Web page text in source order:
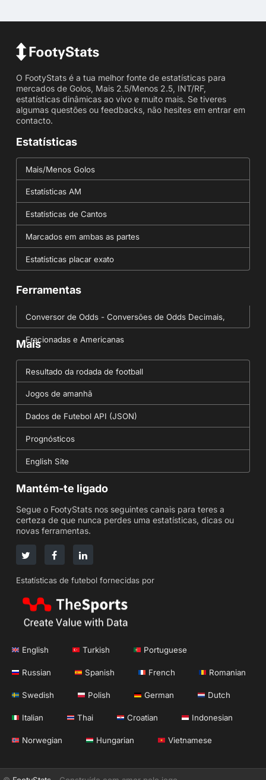
O FootyStats é a tua melhor fonte de estatísticas para
mercados de Golos, Mais 2.5/Menos 2.5, INT/RF,
estatísticas dinâmicas ao vivo e muito mais. Se tiveres
algumas questões ou feedbacks, não hesites em entrar em
contacto.
Estatísticas
Mais/Menos Golos
Estatísticas AM
Estatísticas de Cantos
Marcados em ambas as partes
Estatísticas placar exato
Ferramentas
Conversor de Odds - Conversões de Odds Decimais,
Fracionadas e Americanas
Mais
Resultado da rodada de football
Jogos de amanhã
Dados de Futebol API (JSON)
Prognósticos
English Site
Mantém-te ligado
Segue o FootyStats nos seguintes canais para teres a
certeza de que nunca perdes uma estatísticas, dicas ou
novas ferramentas.
Estatísticas de futebol fornecidas por
English Turkish Portuguese
Russian Spanish French Romanian
Swedish Polish German Dutch
Italian Thai Croatian Indonesian
Norwegian Hungarian Vietnamese